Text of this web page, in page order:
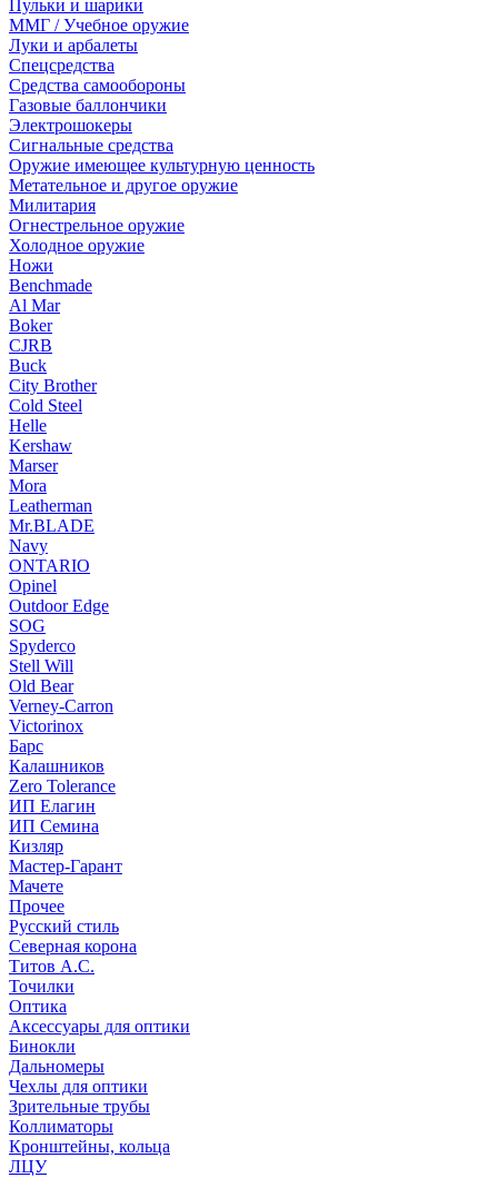
Пульки и шарики
ММГ / Учебное оружие
Луки и арбалеты
Спецсредства
Средства самообороны
Газовые баллончики
Электрошокеры
Сигнальные средства
Оружие имеющее культурную ценность
Метательное и другое оружие
Милитария
Огнестрельное оружие
Холодное оружие
Ножи
Benchmade
Al Mar
Boker
CJRB
Buck
City Brother
Cold Steel
Helle
Kershaw
Marser
Mora
Leatherman
Mr.BLADE
Navy
ONTARIO
Opinel
Outdoor Edge
SOG
Spyderco
Stell Will
Old Bear
Verney-Carron
Victorinox
Барс
Калашников
Zero Tolerance
ИП Елагин
ИП Семина
Кизляр
Мастер-Гарант
Мачете
Прочее
Русский стиль
Северная корона
Титов А.С.
Точилки
Оптика
Аксессуары для оптики
Бинокли
Дальномеры
Чехлы для оптики
Зрительные трубы
Коллиматоры
Кронштейны, кольца
ЛЦУ